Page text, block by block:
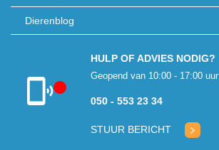
Dierenblog
Klantenservice
HULP OF ADVIES NODIG?
Geopend van 10:00 - 17:00 uur
050 - 553 23 34
STUUR BERICHT